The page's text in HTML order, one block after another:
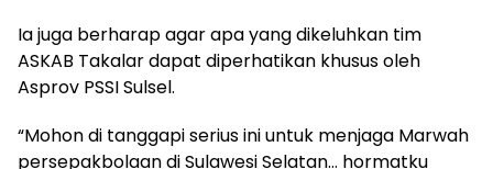
Ia juga berharap agar apa yang dikeluhkan tim
ASKAB Takalar dapat diperhatikan khusus oleh
Asprov PSSI Sulsel.
“Mohon di tanggapi serius ini untuk menjaga Marwah
persepakbolaan di Sulawesi Selatan… hormatku